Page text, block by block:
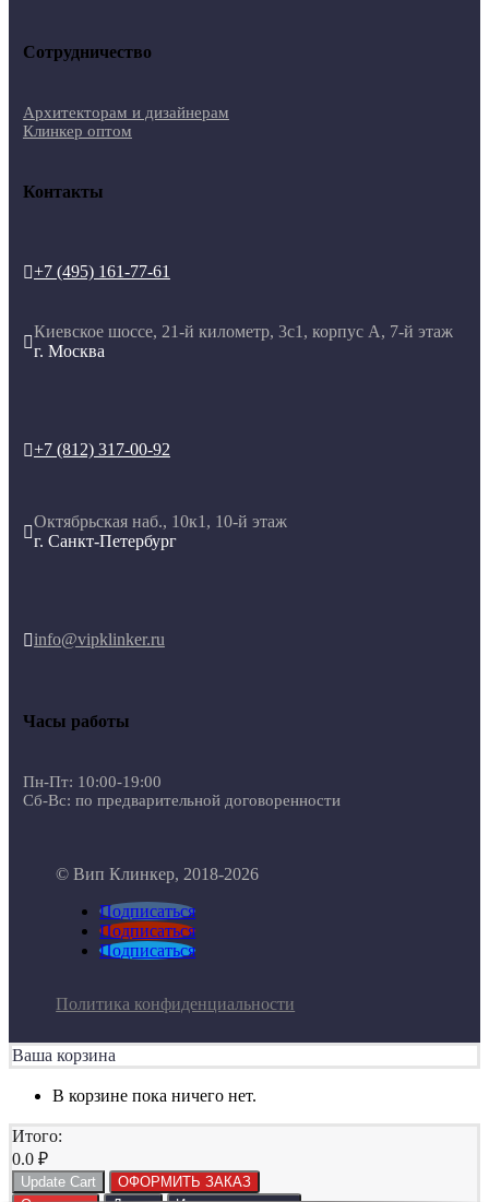
Сотрудничество
Архитекторам и дизайнерам
Клинкер оптом
Контакты
+7 (495) 161-77-61

Киевское шоссе, 21-й километр, 3с1, корпус А, 7-й этаж
г. Москва
+7 (812) 317-00-92

Октябрьская наб., 10к1, 10-й этаж
г. Санкт-Петербург
info@vipklinker.ru
Часы работы
Пн-Пт: 10:00-19:00
Сб-Вс: по предварительной договоренности
© Вип Клинкер, 2018-2026
Подписаться
Подписаться
Подписаться
Политика конфиденциальности
Ваша корзина
В корзине пока ничего нет.
Итого:
0.0 ₽
Update Cart
ОФОРМИТЬ ЗАКАЗ